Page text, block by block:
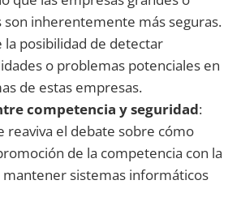
son inherentemente más seguras.
la posibilidad de detectar
o problemas potenciales en
de estas empresas.
competencia y seguridad:
reaviva el debate sobre cómo
de la competencia con la
mantener sistemas informáticos